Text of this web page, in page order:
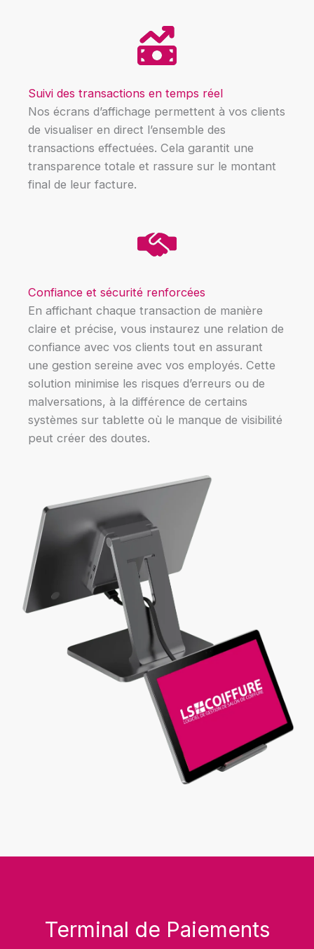
Suivi des transactions en temps réel
Nos écrans d’affichage permettent à vos clients
de visualiser en direct l’ensemble des
transactions effectuées. Cela garantit une
transparence totale et rassure sur le montant
final de leur facture.
Confiance et sécurité renforcées
En affichant chaque transaction de manière
claire et précise, vous instaurez une relation de
confiance avec vos clients tout en assurant
une gestion sereine avec vos employés. Cette
solution minimise les risques d’erreurs ou de
malversations, à la différence de certains
systèmes sur tablette où le manque de visibilité
peut créer des doutes.
Terminal de Paiements